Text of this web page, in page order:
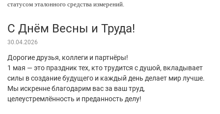
статусом эталонного средства измерений.
С Днём Весны и Труда!
30.04.2026
Дорогие друзья, коллеги и партнёры!
1 мая — это праздник тех, кто трудится с душой, вкладывает
силы в создание будущего и каждый день делает мир лучше.
Мы искренне благодарим вас за ваш труд,
целеустремлённость и преданность делу!